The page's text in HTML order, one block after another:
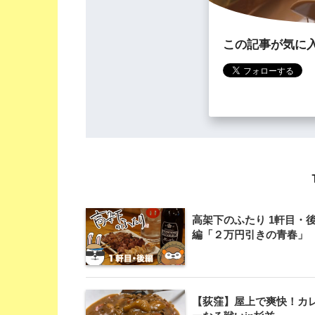
この記事が気に
高架下のふたり 1軒目・
編「２万円引きの青春」
【荻窪】屋上で爽快！カ